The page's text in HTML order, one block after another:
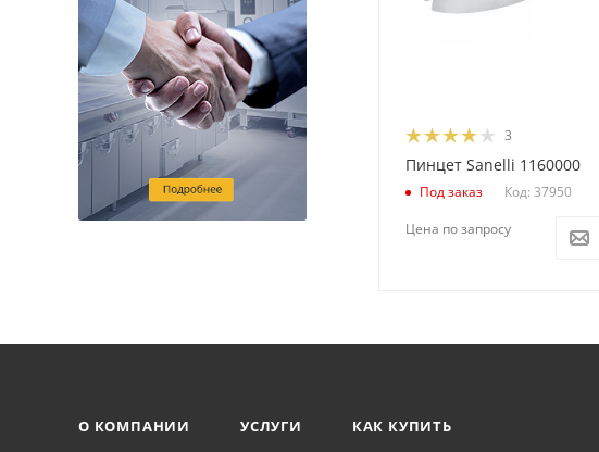
3
Пинцет Sanelli 1160000
Под заказ Код: 37950
Цена по запросу
О КОМПАНИИ УСЛУГИ
КАК КУПИТЬ